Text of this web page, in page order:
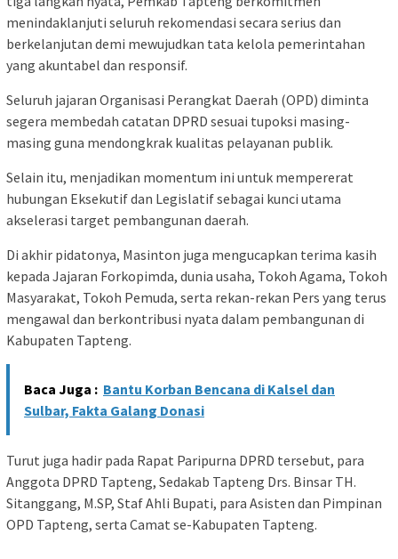
menindaklanjuti seluruh rekomendasi secara serius dan
berkelanjutan demi mewujudkan tata kelola pemerintahan
yang akuntabel dan responsif.
Seluruh jajaran Organisasi Perangkat Daerah (OPD) diminta
segera membedah catatan DPRD sesuai tupoksi masing-
masing guna mendongkrak kualitas pelayanan publik.
Selain itu, menjadikan momentum ini untuk mempererat
hubungan Eksekutif dan Legislatif sebagai kunci utama
akselerasi target pembangunan daerah.
Di akhir pidatonya, Masinton juga mengucapkan terima kasih
kepada Jajaran Forkopimda, dunia usaha, Tokoh Agama, Tokoh
Masyarakat, Tokoh Pemuda, serta rekan-rekan Pers yang terus
mengawal dan berkontribusi nyata dalam pembangunan di
Kabupaten Tapteng.
Baca Juga : Bantu Korban Bencana di Kalsel dan
Sulbar, Fakta Galang Donasi
Turut juga hadir pada Rapat Paripurna DPRD tersebut, para
Anggota DPRD Tapteng, Sedakab Tapteng Drs. Binsar TH.
Sitanggang, M.SP, Staf Ahli Bupati, para Asisten dan Pimpinan
OPD Tapteng, serta Camat se-Kabupaten Tapteng.